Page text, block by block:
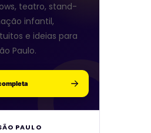
teatro, stand-
infantil,
e ideias para
Paulo.
PAULO